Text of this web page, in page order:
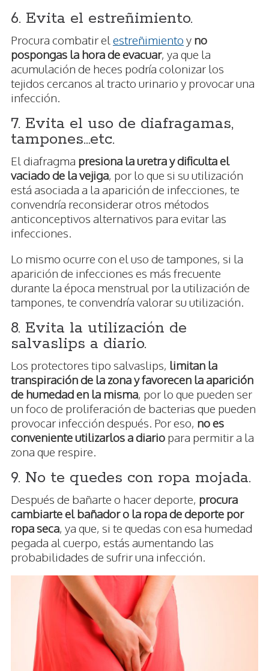
6. Evita el estreñimiento.
Procura combatir el estreñimiento y no
pospongas la hora de evacuar, ya que la
acumulación de heces podría colonizar los
tejidos cercanos al tracto urinario y provocar una
infección.
7. Evita el uso de diafragamas,
tampones…etc.
El diafragma presiona la uretra y dificulta el
vaciado de la vejiga, por lo que si su utilización
está asociada a la aparición de infecciones, te
convendría reconsiderar otros métodos
anticonceptivos alternativos para evitar las
infecciones.
Lo mismo ocurre con el uso de tampones, si la
aparición de infecciones es más frecuente
durante la época menstrual por la utilización de
tampones, te convendría valorar su utilización.
8. Evita la utilización de
salvaslips a diario.
Los protectores tipo salvaslips, limitan la
transpiración de la zona y favorecen la aparición
de humedad en la misma, por lo que pueden ser
un foco de proliferación de bacterias que pueden
provocar infección después. Por eso, no es
conveniente utilizarlos a diario para permitir a la
zona que respire.
9. No te quedes con ropa mojada.
Después de bañarte o hacer deporte, procura
cambiarte el bañador o la ropa de deporte por
ropa seca, ya que, si te quedas con esa humedad
pegada al cuerpo, estás aumentando las
probabilidades de sufrir una infección.